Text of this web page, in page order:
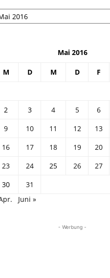
Mai 2016
M D M D F
2
3 4 5 6
9
10 11 12 13
16
17 18 19 20
23
24 25 26 27
30
31
Juni »
- Werbung -